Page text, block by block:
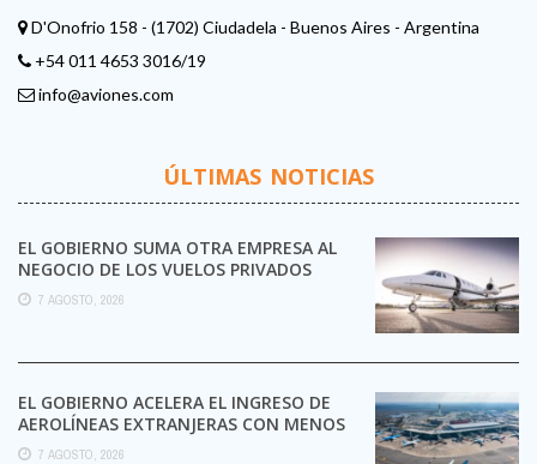
D'Onofrio 158 - (1702) Ciudadela - Buenos Aires - Argentina
+54 011 4653 3016/19
info@aviones.com
ÚLTIMAS NOTICIAS
EL GOBIERNO SUMA OTRA EMPRESA AL
NEGOCIO DE LOS VUELOS PRIVADOS
7 AGOSTO, 2026
EL GOBIERNO ACELERA EL INGRESO DE
AEROLÍNEAS EXTRANJERAS CON MENOS
TRÁMITES
7 AGOSTO, 2026